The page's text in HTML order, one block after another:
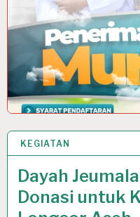
KEGIATAN
Dayah
Donasi untuk
9 DEC 2025